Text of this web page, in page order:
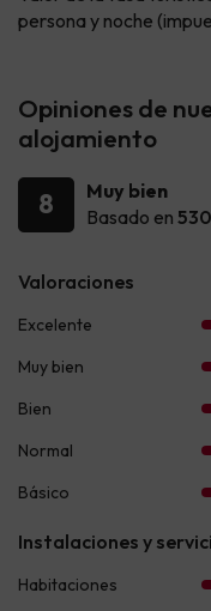
persona y noche
Opiniones de
alojamiento
8
Muy bien
Basado en